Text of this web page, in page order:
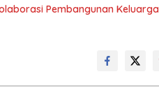
Pembangunan Keluarga